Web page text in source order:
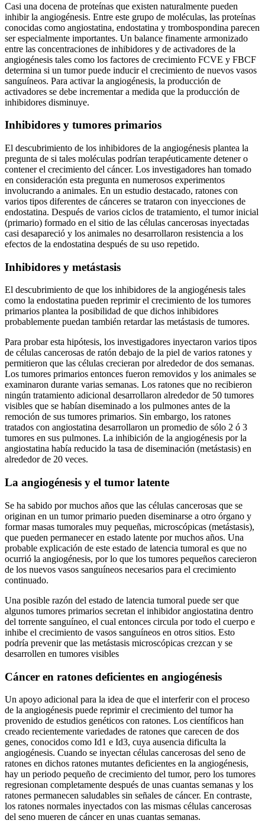
Casi una docena de proteínas que existen naturalmente pueden
inhibir la angiogénesis. Entre este grupo de moléculas, las proteínas
conocidas como angiostatina, endostatina y trombospondina parecen
ser especialmente importantes. Un balance finamente armonizado
entre las concentraciones de inhibidores y de activadores de la
angiogénesis tales como los factores de crecimiento FCVE y FBCF
determina si un tumor puede inducir el crecimiento de nuevos vasos
sanguíneos. Para activar la angiogénesis, la producción de
activadores se debe incrementar a medida que la producción de
inhibidores disminuye.
Inhibidores y tumores primarios
El descubrimiento de los inhibidores de la angiogénesis plantea la
pregunta de si tales moléculas podrían terapéuticamente detener o
contener el crecimiento del cáncer. Los investigadores han tomado
en consideración esta pregunta en numerosos experimentos
involucrando a animales. En un estudio destacado, ratones con
varios tipos diferentes de cánceres se trataron con inyecciones de
endostatina. Después de varios ciclos de tratamiento, el tumor inicial
(primario) formado en el sitio de las células cancerosas inyectadas
casi desapareció y los animales no desarrollaron resistencia a los
efectos de la endostatina después de su uso repetido.
Inhibidores y metástasis
El descubrimiento de que los inhibidores de la angiogénesis tales
como la endostatina pueden reprimir el crecimiento de los tumores
primarios plantea la posibilidad de que dichos inhibidores
probablemente puedan también retardar las metástasis de tumores.
Para probar esta hipótesis, los investigadores inyectaron varios tipos
de células cancerosas de ratón debajo de la piel de varios ratones y
permitieron que las células crecieran por alrededor de dos semanas.
Los tumores primarios entonces fueron removidos y los animales se
examinaron durante varias semanas. Los ratones que no recibieron
ningún tratamiento adicional desarrollaron alrededor de 50 tumores
visibles que se habían diseminado a los pulmones antes de la
remoción de sus tumores primarios. Sin embargo, los ratones
tratados con angiostatina desarrollaron un promedio de sólo 2 ó 3
tumores en sus pulmones. La inhibición de la angiogénesis por la
angiostatina había reducido la tasa de diseminación (metástasis) en
alrededor de 20 veces.
La angiogénesis y el tumor latente
Se ha sabido por muchos años que las células cancerosas que se
originan en un tumor primario pueden diseminarse a otro órgano y
formar masas tumorales muy pequeñas, microscópicas (metástasis),
que pueden permanecer en estado latente por muchos años. Una
probable explicación de este estado de latencia tumoral es que no
ocurrió la angiogénesis, por lo que los tumores pequeños carecieron
de los nuevos vasos sanguíneos necesarios para el crecimiento
continuado.
Una posible razón del estado de latencia tumoral puede ser que
algunos tumores primarios secretan el inhibidor angiostatina dentro
del torrente sanguíneo, el cual entonces circula por todo el cuerpo e
inhibe el crecimiento de vasos sanguíneos en otros sitios. Esto
podría prevenir que las metástasis microscópicas crezcan y se
desarrollen en tumores visibles
Cáncer en ratones deficientes en angiogénesis
Un apoyo adicional para la idea de que el interferir con el proceso
de la angiogénesis puede reprimir el crecimiento del tumor ha
provenido de estudios genéticos con ratones. Los científicos han
creado recientemente variedades de ratones que carecen de dos
genes, conocidos como Id1 e Id3, cuya ausencia dificulta la
angiogénesis. Cuando se inyectan células cancerosas del seno de
ratones en dichos ratones mutantes deficientes en la angiogénesis,
hay un periodo pequeño de crecimiento del tumor, pero los tumores
regresionan completamente después de unas cuantas semanas y los
ratones permanecen saludables sin señales de cáncer. En contraste,
los ratones normales inyectados con las mismas células cancerosas
del seno mueren de cáncer en unas cuantas semanas.